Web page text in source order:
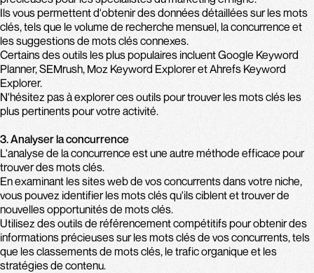
Ils vous permettent d'obtenir des données détaillées sur les mots
clés, tels que le volume de recherche mensuel, la concurrence et
les suggestions de mots clés connexes.
Certains des outils les plus populaires incluent Google Keyword
Planner, SEMrush, Moz Keyword Explorer et Ahrefs Keyword
Explorer.
N'hésitez pas à explorer ces outils pour trouver les mots clés les
plus pertinents pour votre activité.
3. Analyser la concurrence
L'analyse de la concurrence est une autre méthode efficace pour
trouver des mots clés.
En examinant les sites web de vos concurrents dans votre niche,
vous pouvez identifier les mots clés qu'ils ciblent et trouver de
nouvelles opportunités de mots clés.
Utilisez des outils de référencement compétitifs pour obtenir des
informations précieuses sur les mots clés de vos concurrents, tels
que les classements de mots clés, le trafic organique et les
stratégies de contenu.